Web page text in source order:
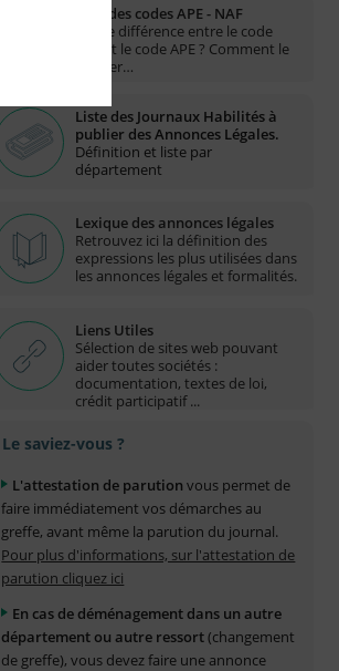
Liste des codes APE - NAF
Quelle différence entre le code
NAF et le code APE ? Comment le
trouver…
Liste des Journaux Habilités à
publier des Annonces Légales.
Définition et liste par
département
Lexique des annonces légales
Retrouvez ici la définition des
expressions les plus utilisées dans
les annonces légales et formalités.
Liens Utiles
Sélection de sites web pouvant
aider toutes sociétés :
documentation, textes de loi,
crédit participatif ...
Le saviez-vous ?
L'attestation de parution vous permet de
faire immédiatement vos démarches au
greffe, avant même la parution du journal.
Pour plus d'informations, sur l'attestation de
parution cliquez ici
En cas de déménagement dans un autre
département ou autre ressort(changement
de greffe), vous devez faire une annonce